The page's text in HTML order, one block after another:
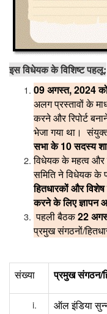
इस विधेयक के विशिष्ट पहलू:
09 अगस्त, 2024
अलग प्रस्तावों के
करने और रिपोर्ट
भेजा गया था।
सभा के10सदस्य
विधेयक के महत्व और
समिति ने विधेयक के
हितधारकों और विशेष
करने के लिए ज्ञापन
पहली बैठक 22
प्रमुख संगठनों/
संख्या प्रमुख संगठन/
ऑल इंडिया